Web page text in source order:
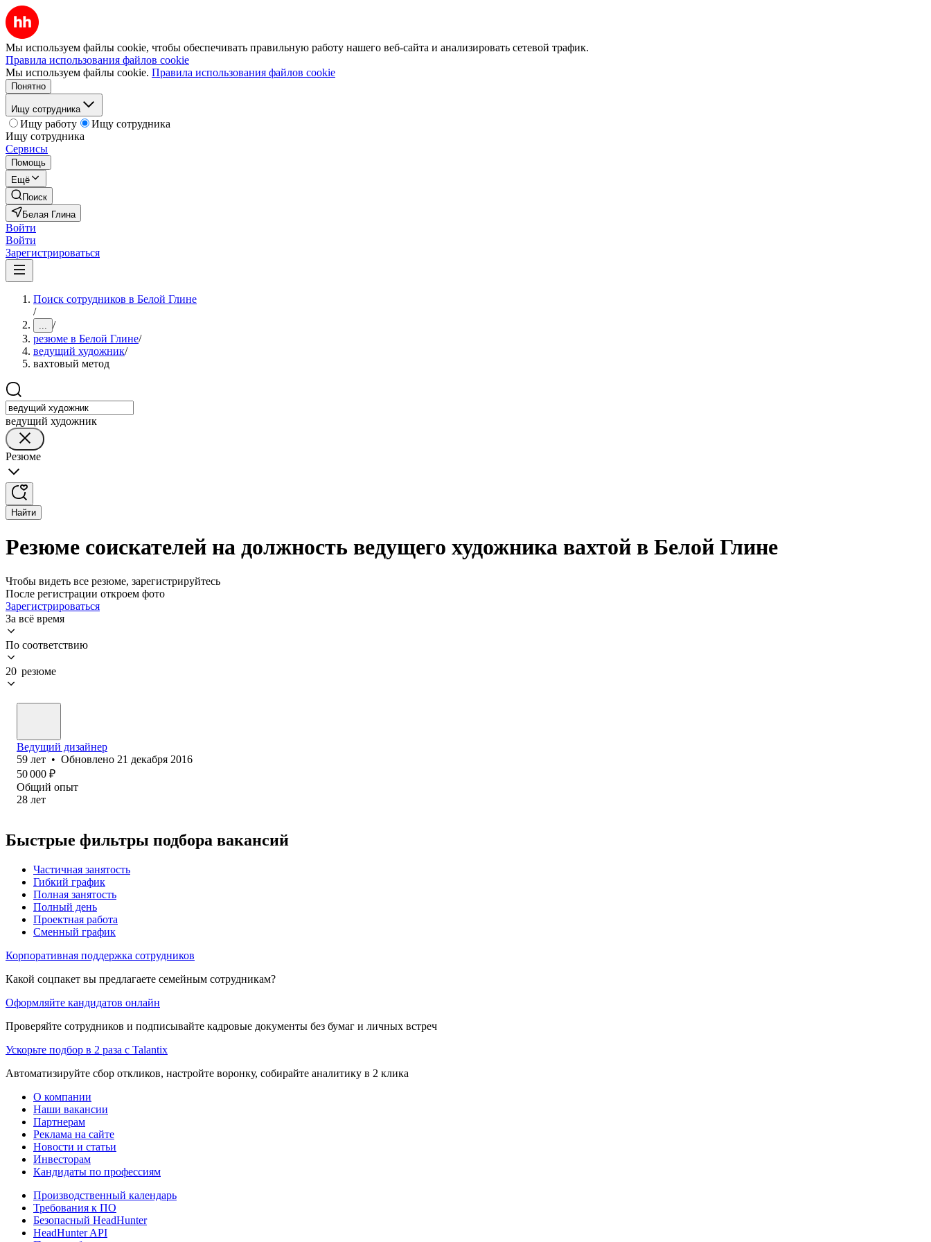
Мы используем файлы cookie, чтобы обеспечивать правильную работу нашего веб-сайта и анализировать сетевой трафик.
Правила использования файлов cookie
Мы используем файлы cookie. Правила использования файлов cookie
Понятно
Ищу сотрудника
Ищу работу
Ищу сотрудника
Ищу сотрудника
Сервисы
Помощь
Ещё
Поиск
Белая Глина
Войти
Войти
Зарегистрироваться
Поиск сотрудников в Белой Глине
/
... /
резюме в Белой Глине/
ведущий художник/
вахтовый метод
ведущий художник
Резюме
Найти
Резюме соискателей на должность ведущего художника вахтой в Белой Глине
Чтобы видеть все резюме, зарегистрируйтесь
После регистрации откроем фото
Зарегистрироваться
За всё время
По соответствию
20 резюме
Ведущий дизайнер
59 лет • Обновлено 21 декабря 2016
50 000 ₽
Общий опыт
28 лет
Быстрые фильтры подбора вакансий
Частичная занятость
Гибкий график
Полная занятость
Полный день
Проектная работа
Сменный график
Корпоративная поддержка сотрудников
Какой соцпакет вы предлагаете семейным сотрудникам?
Оформляйте кандидатов онлайн
Проверяйте сотрудников и подписывайте кадровые документы без бумаг и личных встреч
Ускорьте подбор в 2 раза с Talantix
Автоматизируйте сбор откликов, настройте воронку, собирайте аналитику в 2 клика
О компании
Наши вакансии
Партнерам
Реклама на сайте
Новости и статьи
Инвесторам
Кандидаты по профессиям
Производственный календарь
Требования к ПО
Безопасный HeadHunter
HeadHunter API